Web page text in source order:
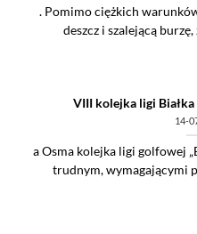
. Pomimo ciężkich
deszcz i szalejącą
VIII kolejka ligi
14-
a Osma kolejka ligi golfowej
trudnym, wymagającymi